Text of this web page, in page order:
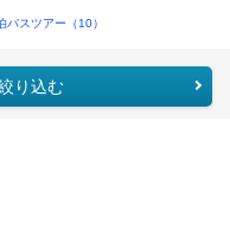
バスツアー（10）
り込む